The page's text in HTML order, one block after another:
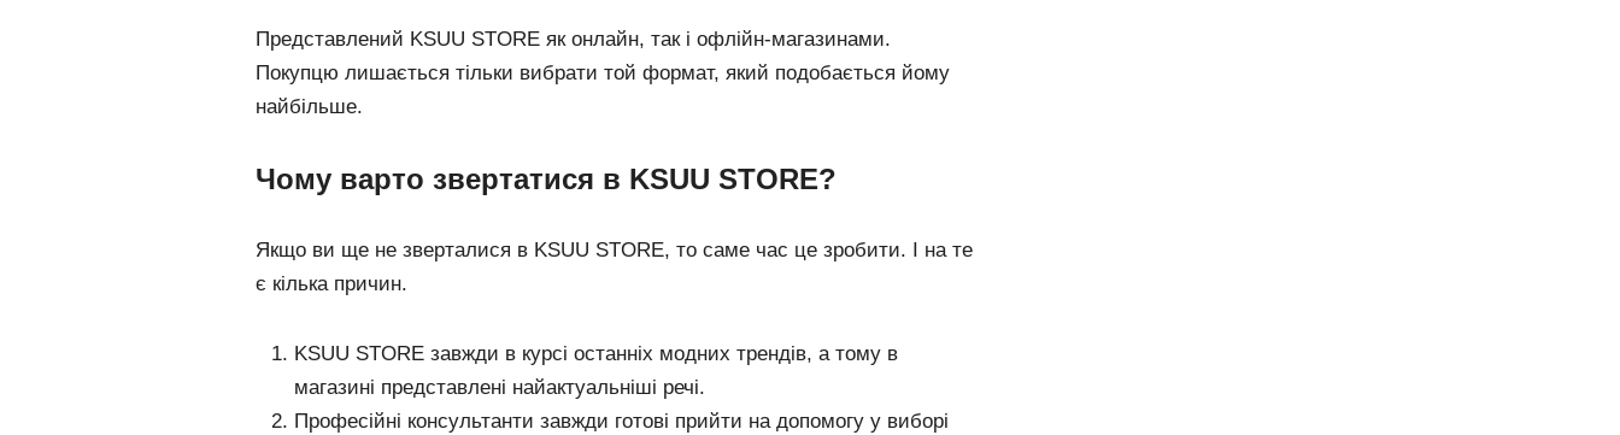
Представлений KSUU STORE як онлайн, так і офлійн-магазинами.
Покупцю лишається тільки вибрати той формат, який подобається йому
найбільше.
Чому варто звертатися в KSUU STORE?
Якщо ви ще не зверталися в KSUU STORE, то саме час це зробити. І на те
є кілька причин.
KSUU STORE завжди в курсі останніх модних трендів, а тому в
магазині представлені найактуальніші речі.
Професійні консультанти завжди готові прийти на допомогу у виборі